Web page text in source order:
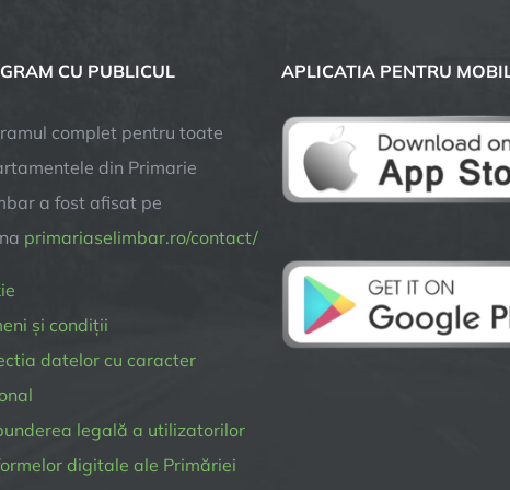
modernizarea
Pictor
CU PUBLICUL
complet pentru toate
din Primarie
a fost afisat pe
primariaselimbar.ro/contact/
și condiții
datelor cu caracter
legală a utilizatorilor
digitale ale Primăriei
APLICATIA PENTRU